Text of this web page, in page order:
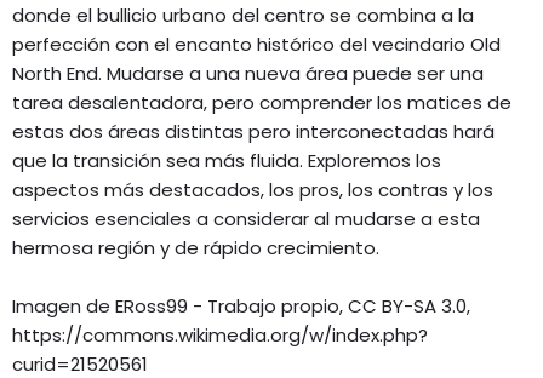
donde el bullicio urbano del centro se combina a la
perfección con el encanto histórico del vecindario Old
North End. Mudarse a una nueva área puede ser una
tarea desalentadora, pero comprender los matices de
estas dos áreas distintas pero interconectadas hará
que la transición sea más fluida. Exploremos los
aspectos más destacados, los pros, los contras y los
servicios esenciales a considerar al mudarse a esta
hermosa región y de rápido crecimiento.
Imagen de ERoss99 - Trabajo propio, CC BY-SA 3.0,
https://commons.wikimedia.org/w/index.php?
curid=21520561